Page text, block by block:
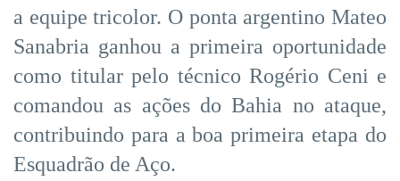
a equipe tricolor. O ponta argentino Mateo
Sanabria ganhou a primeira oportunidade
como titular pelo técnico Rogério Ceni e
comandou as ações do Bahia no ataque,
contribuindo para a boa primeira etapa do
Esquadrão de Aço.